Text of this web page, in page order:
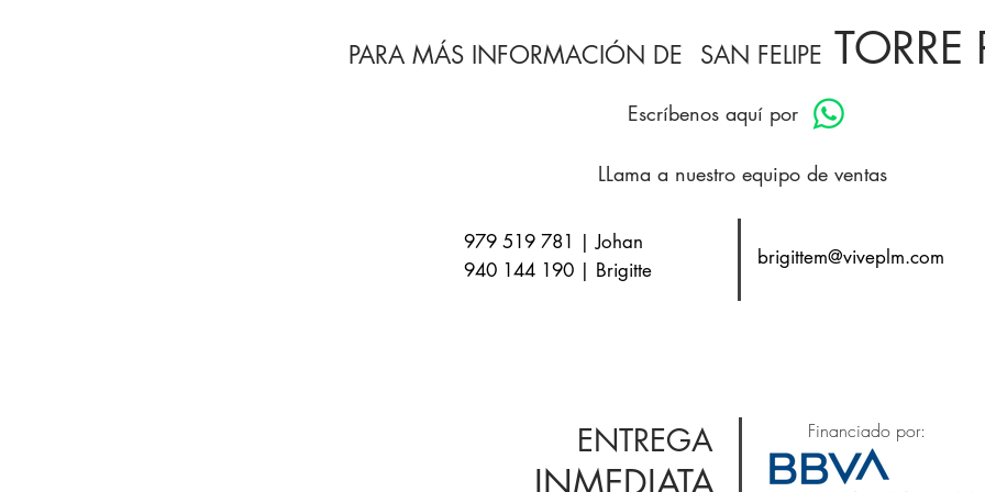
PARA MÁS INFORMACIÓN DE SAN FELIPE TORRE
Escríbenos aquí por
LLama a nuestro equipo de ventas
brigittem@viveplm.com
979 519 781 | Johan
940 144 190 | Brigitte
ENTREGA
INMEDIATA
Financiado por: